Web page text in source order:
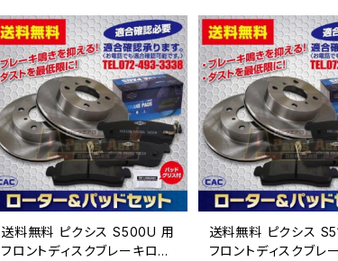
送料無料 ピクシス S500U 用
フロントディスクブレーキロー
送料無料 ピクシス
フロントディスクブレ